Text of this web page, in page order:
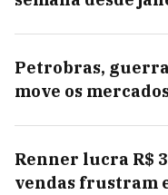
Petrobras,
move os
Renner lucra R$
vendas frustram